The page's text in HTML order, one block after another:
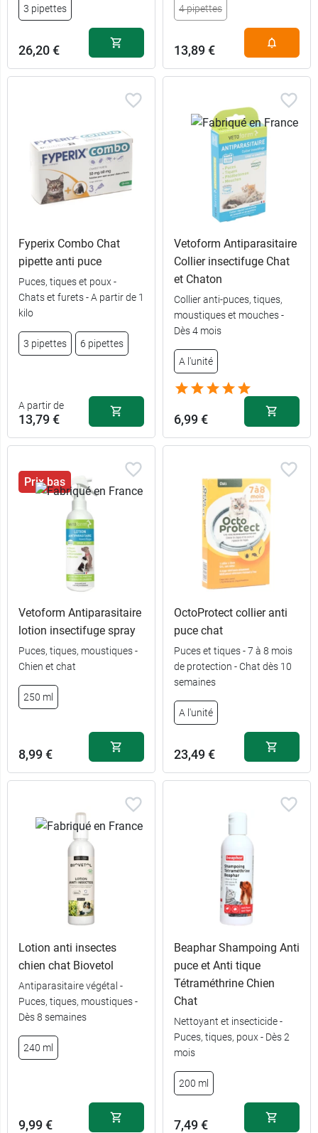
6 pipettes
3 pipettes
26,20 €
4 pipettes
13,89 €
Fyperix Combo Chat
pipette anti puce
Puces, tiques et poux -
Chats et furets - A partir de 1
kilo
3 pipettes 6 pipettes
A partir de
13,79 €
3 pipettes
22,83 €
Vetoform Antiparasitaire
Collier insectifuge Chat
et Chaton
Collier anti-puces, tiques,
moustiques et mouches -
Dès 4 mois
A l'unité
6,99 €
Prix bas
Vetoform Antiparasitaire
lotion insectifuge spray
Puces, tiques, moustiques -
Chien et chat
250 ml
8,99 €
OctoProtect collier anti
puce chat
Puces et tiques - 7 à 8 mois
de protection - Chat dès 10
semaines
A l'unité
23,49 €
Lotion anti insectes
chien chat Biovetol
Antiparasitaire végétal -
Puces, tiques, moustiques -
Dès 8 semaines
240 ml
9,99 €
Beaphar Shampoing Anti
puce et Anti tique
Tétraméthrine Chien
Chat
Nettoyant et insecticide -
Puces, tiques, poux - Dès 2
mois
200 ml
7,49 €